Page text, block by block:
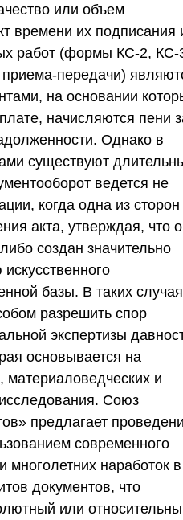
или объем
времени их подписания
работ (формы КС-2, КС-
передачи)
на основании
начисляются пени
Однако в
существуют
ведется не
когда одна из сторон
акта, утверждая, что
создан значительно
базы. В таких
разрешить спор
экспертизы
основывается на
материаловедческих и
Союз
предлагает
современного
многолетних наработок в
документов, что
или